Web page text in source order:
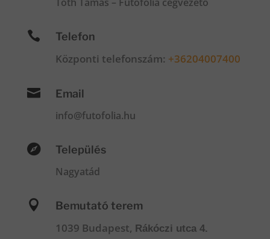
 Telefon
Központi telefonszám: +36204007400
 Email
info@futofolia.hu
 Település
Nagyatád
 Bemutató terem
1039 Budapest, Rákóczi utca 4.